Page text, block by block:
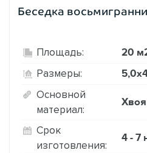
Беседка
Площадь: 20
Размеры:
Основной
материал:
Срок
изготовления:
4 - 7